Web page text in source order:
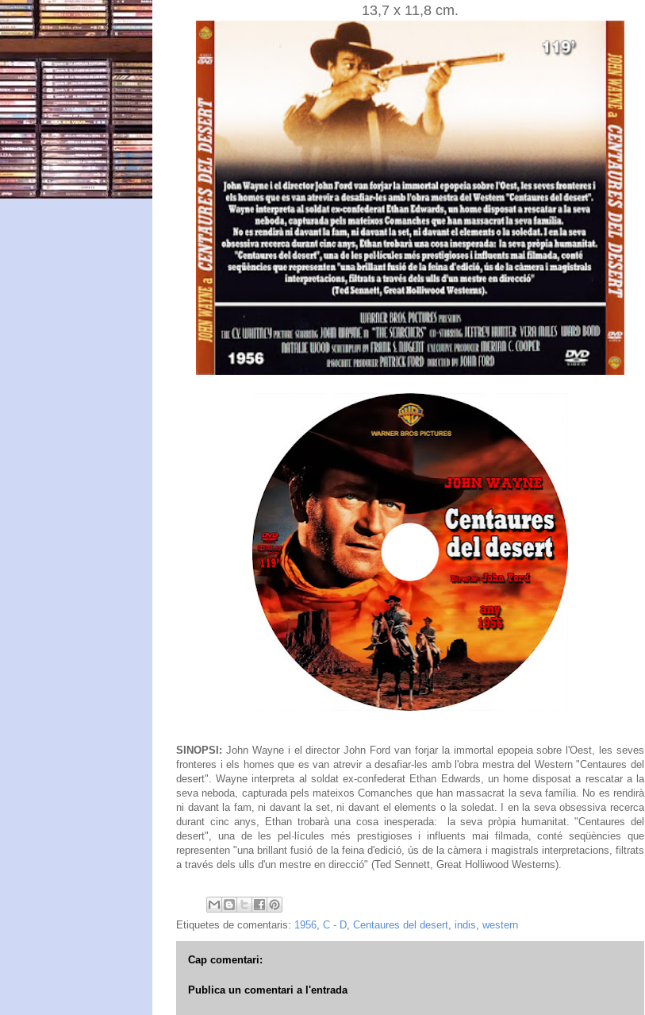
13,7 x 11,8 cm.
SINOPSI: John Wayne i el director John Ford van forjar la immortal epopeia sobre l'Oest, les seves
fronteres i els homes que es van atrevir a desafiar-les amb l'obra mestra del Western "Centaures del
desert". Wayne interpreta al soldat ex-confederat Ethan Edwards, un home disposat a rescatar a la
seva neboda, capturada pels mateixos Comanches que han massacrat la seva família. No es rendirà
ni davant la fam, ni davant la set, ni davant el elements o la soledat. I en la seva obsessiva recerca
durant cinc anys, Ethan trobarà una cosa inesperada: la seva pròpia humanitat. "Centaures del
desert", una de les pel·lícules més prestigioses i influents mai filmada, conté seqüències que
representen "una brillant fusió de la feina d'edició, ús de la càmera i magistrals interpretacions, filtrats
a través dels ulls d'un mestre en direcció" (Ted Sennett, Great Holliwood Westerns).
Etiquetes de comentaris: 1956, C - D, Centaures del desert, indis, western
Cap comentari:
Publica un comentari a l'entrada